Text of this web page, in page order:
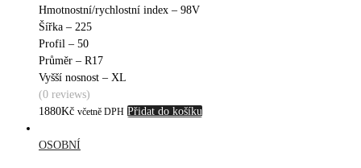
Hmotnostní/rychlostní index – 98V
Šířka – 225
Profil – 50
Průměr – R17
Vyšší nosnost – XL
(0 reviews)
1880Kč včetně DPH Přidat do košíku
OSOBNÍ